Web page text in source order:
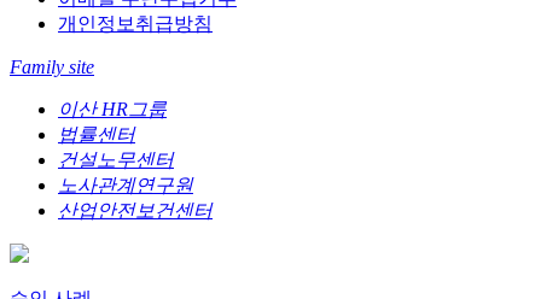
개인정보취급방침
Family site
이산 HR그룹
법률센터
건설노무센터
노사관계연구원
산업안전보건센터